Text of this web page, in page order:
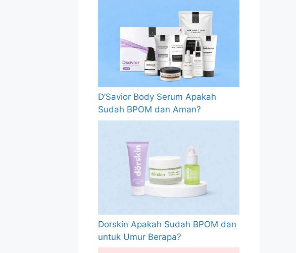
D’Savior Body Serum Apakah
Sudah BPOM dan Aman?
Dorskin Apakah Sudah BPOM dan
untuk Umur Berapa?